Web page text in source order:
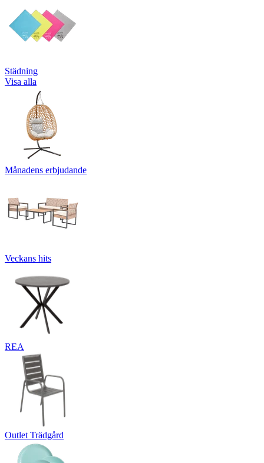
Städning
Visa alla
Månadens erbjudande
Veckans hits
REA
Outlet Trädgård